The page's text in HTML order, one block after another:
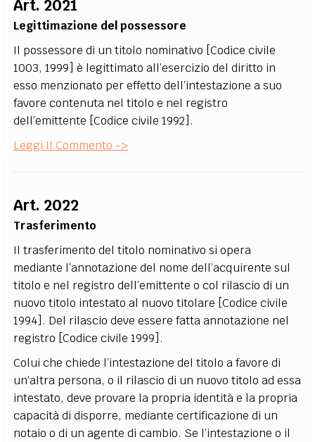
EXTRA
SOCIAL MEDIA
Art. 2021
Legittimazione del possessore
Il possessore di un titolo nominativo [Codice civile
1003, 1999] è legittimato all’esercizio del diritto in
esso menzionato per effetto dell’intestazione a suo
favore contenuta nel titolo e nel registro
dell’emittente [Codice civile 1992].
Leggi Il Commento ->
Art. 2022
Trasferimento
Il trasferimento del titolo nominativo si opera
mediante l’annotazione del nome dell’acquirente sul
titolo e nel registro dell’emittente o col rilascio di un
nuovo titolo intestato al nuovo titolare [Codice civile
1994]. Del rilascio deve essere fatta annotazione nel
registro [Codice civile 1999].
Colui che chiede l’intestazione del titolo a favore di
un’altra persona, o il rilascio di un nuovo titolo ad essa
intestato, deve provare la propria identità e la propria
capacità di disporre, mediante certificazione di un
notaio o di un agente di cambio. Se l’intestazione o il